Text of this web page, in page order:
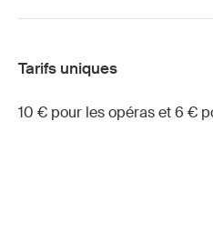
Tarifs uniques
10 € pour les opéras et 6 €